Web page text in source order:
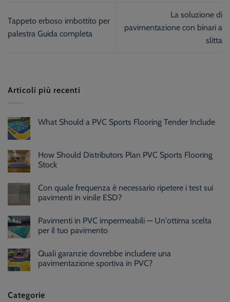
Tappeto erboso imbottito per
palestra Guida completa
La soluzione di
pavimentazione con binari a
slitta
Articoli più recenti
What Should a PVC Sports Flooring Tender Include
How Should Distributors Plan PVC Sports Flooring
Stock
Con quale frequenza è necessario ripetere i test sui
pavimenti in vinile ESD?
Pavimenti in PVC impermeabili — Un'ottima scelta
per il tuo pavimento
Quali garanzie dovrebbe includere una
pavimentazione sportiva in PVC?
Categorie